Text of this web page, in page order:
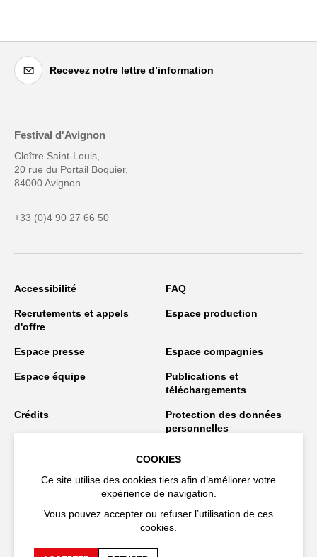
Recevez notre lettre d’information
Festival d'Avignon
Cloître Saint-Louis,
20 rue du Portail Boquier,
84000 Avignon
+33 (0)4 90 27 66 50
Accessibilité FAQ
Recrutements et appels
d'offre
Espace production
Espace presse Espace compagnies
Espace équipe
Publications et
téléchargements
Crédits
Protection des données
personnelles
Restez connecté
COOKIES
Ce site utilise des cookies tiers afin d’améliorer votre
expérience de navigation.
Vous pouvez accepter ou refuser l’utilisation de ces
cookies.